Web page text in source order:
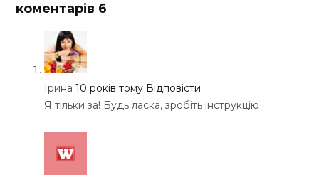
коментарів 6
Ірина 10 років тому Відповісти
Я тільки за! Будь ласка, зробіть інструкцію